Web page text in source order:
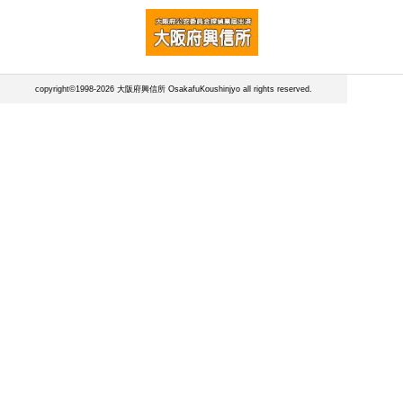
copyright©1998-2026 大阪府興信所 OsakafuKoushinjyo all rights reserved.